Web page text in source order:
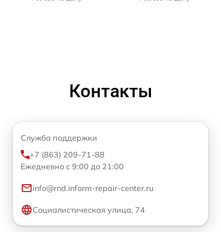
Контакты
Служба поддержки
+7 (863) 209-71-88
Ежедневно с 9:00 до 21:00
info@rnd.inform-repair-center.ru
Социалистическая улица, 74